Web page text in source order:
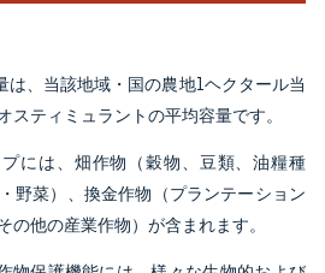
は、当該地域・国の農地1ヘクタール当
スティミュラントの平均容量です。
には、畑作物（穀物、豆類、油糧種
野菜）、換金作物（プランテーション
の他の産業作物）が含まれます。